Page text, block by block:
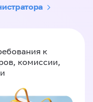
к
комиссии,